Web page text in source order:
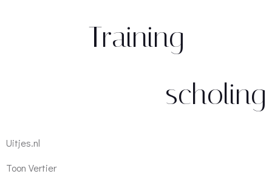
Training
scholing
Uitjes.nl
Toon Vertier